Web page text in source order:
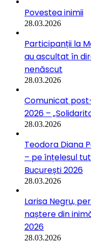
Povestea inimii
28.03.2026
Participanții la
au ascultat în
nenăscut
28.03.2026
Comunicat
2026 –
28.03.2026
Teodora Diana
– pe înțelesul
București 2026
28.03.2026
Larisa Negru,
naștere din
2026
28.03.2026